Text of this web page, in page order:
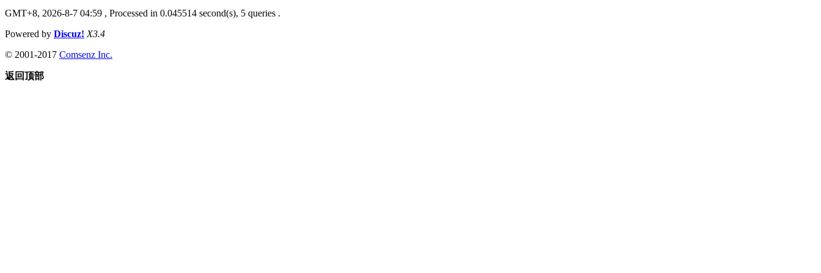
GMT+8, 2026-8-7 04:59 , Processed in 0.045514 second(s), 5 queries .
Powered by Discuz! X3.4
© 2001-2017 Comsenz Inc.
返回顶部